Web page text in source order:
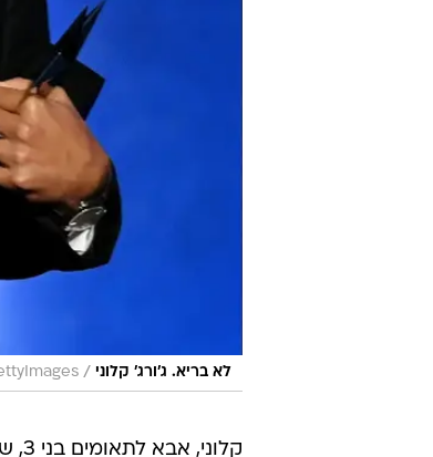
לא בריא. ג'ורג' קלוני /